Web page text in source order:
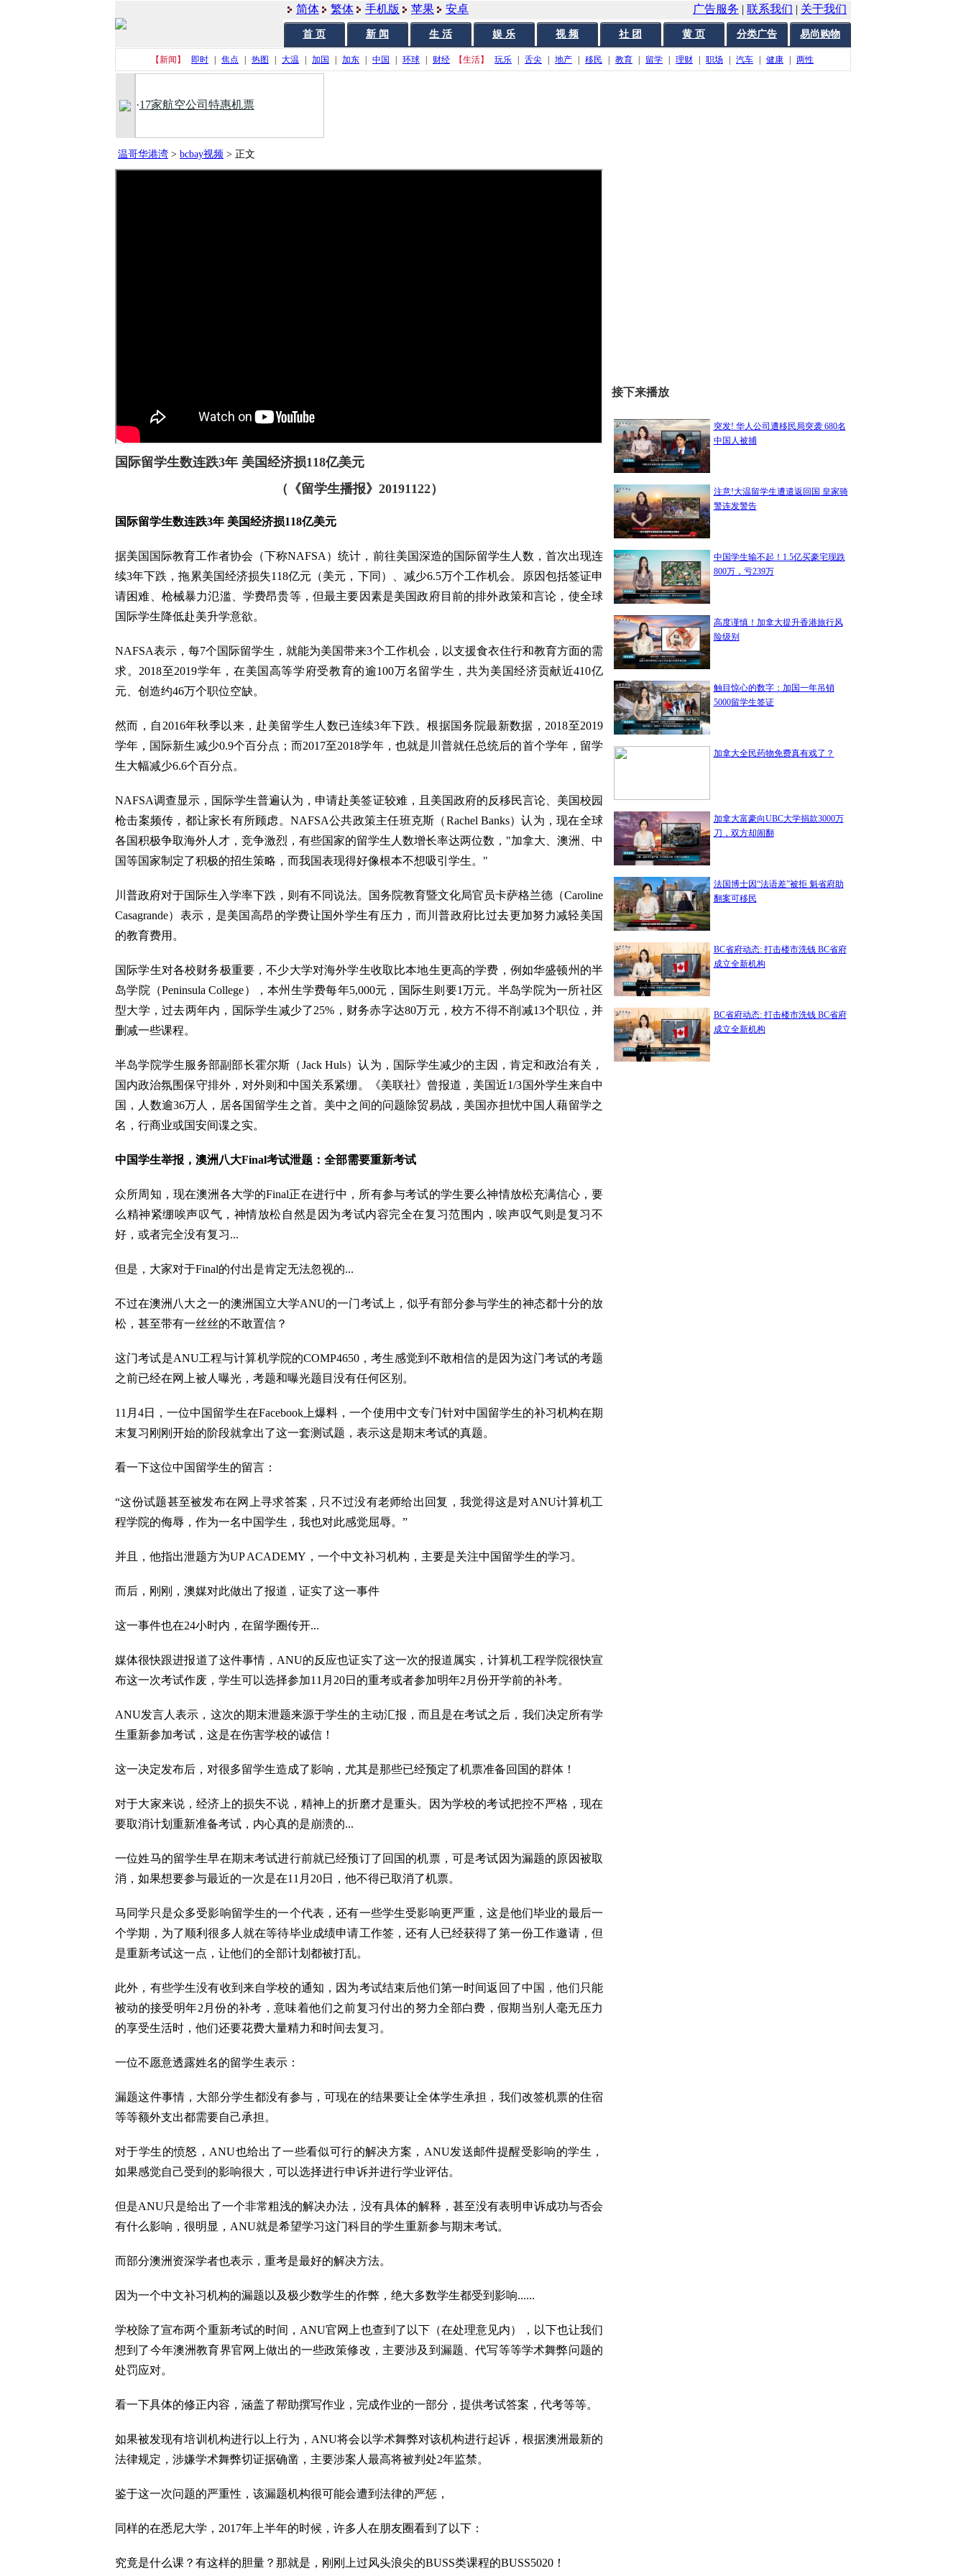
简体 繁体 手机版 苹果 安卓 广告服务 | 联系我们 | 关于我们
首 页 新 闻 生 活 娱 乐 视 频 社 团 黄 页 分类广告 易尚购物
【新闻】 即时 焦点 热图 大温 加国 加东 中国 环球 财经 【生活】 玩乐 舌尖 地产 移民 教育 留学 理财 职场 汽车 健康 两性
·17家航空公司特惠机票
温哥华港湾 > bcbay视频 > 正文
国际留学生数连跌3年 美国经济损118亿美元
（《留学生播报》20191122）
国际留学生数连跌3年 美国经济损118亿美元
据美国国际教育工作者协会（下称NAFSA）统计，前往美国深造的国际留学生人数，首次出现连
续3年下跌，拖累美国经济损失118亿元（美元，下同）、减少6.5万个工作机会。原因包括签证申
请困难、枪械暴力氾滥、学费昂贵等，但最主要因素是美国政府目前的排外政策和言论，使全球
国际学生降低赴美升学意欲。
NAFSA表示，每7个国际留学生，就能为美国带来3个工作机会，以支援食衣住行和教育方面的需
求。2018至2019学年，在美国高等学府受教育的逾100万名留学生，共为美国经济贡献近410亿
元、创造约46万个职位空缺。
然而，自2016年秋季以来，赴美留学生人数已连续3年下跌。根据国务院最新数据，2018至2019
学年，国际新生减少0.9个百分点；而2017至2018学年，也就是川普就任总统后的首个学年，留学
生大幅减少6.6个百分点。
NAFSA调查显示，国际学生普遍认为，申请赴美签证较难，且美国政府的反移民言论、美国校园
枪击案频传，都让家长有所顾虑。NAFSA公共政策主任班克斯（Rachel Banks）认为，现在全球
各国积极争取海外人才，竞争激烈，有些国家的留学生人数增长率达两位数，"加拿大、澳洲、中
国等国家制定了积极的招生策略，而我国表现得好像根本不想吸引学生。"
川普政府对于国际生入学率下跌，则有不同说法。国务院教育暨文化局官员卡萨格兰德（Caroline
Casagrande）表示，是美国高昂的学费让国外学生有压力，而川普政府比过去更加努力减轻美国
的教育费用。
国际学生对各校财务极重要，不少大学对海外学生收取比本地生更高的学费，例如华盛顿州的半
岛学院（Peninsula College），本州生学费每年5,000元，国际生则要1万元。半岛学院为一所社区
型大学，过去两年内，国际学生减少了25%，财务赤字达80万元，校方不得不削减13个职位，并
删减一些课程。
半岛学院学生服务部副部长霍尔斯（Jack Huls）认为，国际学生减少的主因，肯定和政治有关，
国内政治氛围保守排外，对外则和中国关系紧绷。《美联社》曾报道，美国近1/3国外学生来自中
国，人数逾36万人，居各国留学生之首。美中之间的问题除贸易战，美国亦担忧中国人藉留学之
名，行商业或国安间谍之实。
中国学生举报，澳洲八大Final考试泄题：全部需要重新考试
众所周知，现在澳洲各大学的Final正在进行中，所有参与考试的学生要么神情放松充满信心，要
么精神紧绷唉声叹气，神情放松自然是因为考试内容完全在复习范围内，唉声叹气则是复习不
好，或者完全没有复习...
但是，大家对于Final的付出是肯定无法忽视的...
不过在澳洲八大之一的澳洲国立大学ANU的一门考试上，似乎有部分参与学生的神态都十分的放
松，甚至带有一丝丝的不敢置信？
这门考试是ANU工程与计算机学院的COMP4650，考生感觉到不敢相信的是因为这门考试的考题
之前已经在网上被人曝光，考题和曝光题目没有任何区别。
11月4日，一位中国留学生在Facebook上爆料，一个使用中文专门针对中国留学生的补习机构在期
末复习刚刚开始的阶段就拿出了这一套测试题，表示这是期末考试的真题。
看一下这位中国留学生的留言：
“这份试题甚至被发布在网上寻求答案，只不过没有老师给出回复，我觉得这是对ANU计算机工
程学院的侮辱，作为一名中国学生，我也对此感觉屈辱。”
并且，他指出泄题方为UP ACADEMY，一个中文补习机构，主要是关注中国留学生的学习。
而后，刚刚，澳媒对此做出了报道，证实了这一事件
这一事件也在24小时内，在留学圈传开...
媒体很快跟进报道了这件事情，ANU的反应也证实了这一次的报道属实，计算机工程学院很快宣
布这一次考试作废，学生可以选择参加11月20日的重考或者参加明年2月份开学前的补考。
ANU发言人表示，这次的期末泄题来源于学生的主动汇报，而且是在考试之后，我们决定所有学
生重新参加考试，这是在伤害学校的诚信！
这一决定发布后，对很多留学生造成了影响，尤其是那些已经预定了机票准备回国的群体！
对于大家来说，经济上的损失不说，精神上的折磨才是重头。因为学校的考试把控不严格，现在
要取消计划重新准备考试，内心真的是崩溃的...
一位姓马的留学生早在期末考试进行前就已经预订了回国的机票，可是考试因为漏题的原因被取
消，如果想要参与最近的一次是在11月20日，他不得已取消了机票。
马同学只是众多受影响留学生的一个代表，还有一些学生受影响更严重，这是他们毕业的最后一
个学期，为了顺利很多人就在等待毕业成绩申请工作签，还有人已经获得了第一份工作邀请，但
是重新考试这一点，让他们的全部计划都被打乱。
此外，有些学生没有收到来自学校的通知，因为考试结束后他们第一时间返回了中国，他们只能
被动的接受明年2月份的补考，意味着他们之前复习付出的努力全部白费，假期当别人毫无压力
的享受生活时，他们还要花费大量精力和时间去复习。
一位不愿意透露姓名的留学生表示：
漏题这件事情，大部分学生都没有参与，可现在的结果要让全体学生承担，我们改签机票的住宿
等等额外支出都需要自己承担。
对于学生的愤怒，ANU也给出了一些看似可行的解决方案，ANU发送邮件提醒受影响的学生，
如果感觉自己受到的影响很大，可以选择进行申诉并进行学业评估。
但是ANU只是给出了一个非常粗浅的解决办法，没有具体的解释，甚至没有表明申诉成功与否会
有什么影响，很明显，ANU就是希望学习这门科目的学生重新参与期末考试。
而部分澳洲资深学者也表示，重考是最好的解决方法。
因为一个中文补习机构的漏题以及极少数学生的作弊，绝大多数学生都受到影响......
学校除了宣布两个重新考试的时间，ANU官网上也查到了以下（在处理意见内），以下也让我们
想到了今年澳洲教育界官网上做出的一些政策修改，主要涉及到漏题、代写等等学术舞弊问题的
处罚应对。
看一下具体的修正内容，涵盖了帮助撰写作业，完成作业的一部分，提供考试答案，代考等等。
如果被发现有培训机构进行以上行为，ANU将会以学术舞弊对该机构进行起诉，根据澳洲最新的
法律规定，涉嫌学术舞弊切证据确凿，主要涉案人最高将被判处2年监禁。
鉴于这一次问题的严重性，该漏题机构很可能会遭到法律的严惩，
同样的在悉尼大学，2017年上半年的时候，许多人在朋友圈看到了以下：
究竟是什么课？有这样的胆量？那就是，刚刚上过风头浪尖的BUSS类课程的BUSS5020！
接下来播放
突发! 华人公司遭移民局突袭 680名
中国人被捕
注意!大温留学生遭遣返回国 皇家骑
警连发警告
中国学生输不起！1.5亿买豪宅现跌
800万，亏239万
高度谨慎！加拿大提升香港旅行风
险级别
触目惊心的数字：加国一年吊销
5000留学生签证
加拿大全民药物免费真有戏了？
加拿大富豪向UBC大学捐款3000万
刀，双方却闹翻
法国博士因“法语差”被拒 魁省府助
翻案可移民
BC省府动态: 打击楼市洗钱 BC省府
成立全新机构
BC省府动态: 打击楼市洗钱 BC省府
成立全新机构